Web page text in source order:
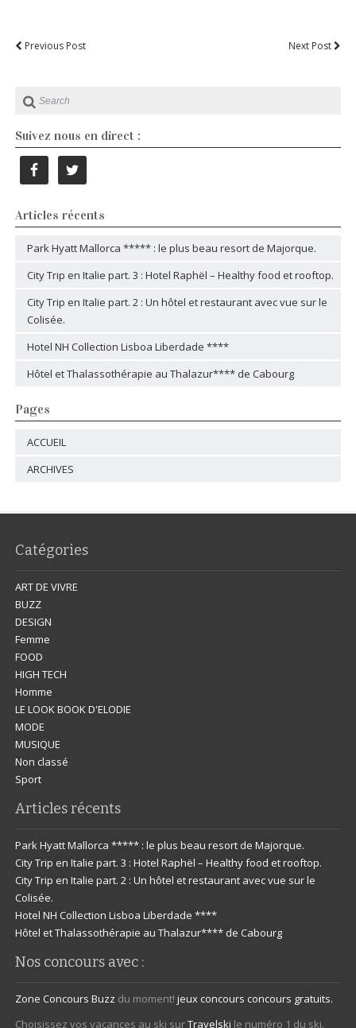
Previous Post Next Post
Suivez nous en direct :
Articles récents
Park Hyatt Mallorca ***** : le plus beau resort de Majorque.
City Trip en Italie part. 3 : Hotel Raphël – Healthy food et rooftop.
City Trip en Italie part. 2 : Un hôtel et restaurant avec vue sur le
Colisée.
Hotel NH Collection Lisboa Liberdade ****
Hôtel et Thalassothérapie au Thalazur**** de Cabourg
Pages
ACCUEIL
ARCHIVES
Catégories
ART DE VIVRE
BUZZ
DESIGN
Femme
FOOD
HIGH TECH
Homme
LE LOOK BOOK D'ELODIE
MODE
MUSIQUE
Non classé
Sport
Articles récents
Park Hyatt Mallorca ***** : le plus beau resort de Majorque.
City Trip en Italie part. 3 : Hotel Raphël – Healthy food et rooftop.
City Trip en Italie part. 2 : Un hôtel et restaurant avec vue sur le
Colisée.
Hotel NH Collection Lisboa Liberdade ****
Hôtel et Thalassothérapie au Thalazur**** de Cabourg
Nos concours avec :
Zone Concours Buzz du moment!jeux concours concours gratuits.
Choisissez vos vacances au ski surTravelski le numéro 1 du ski.